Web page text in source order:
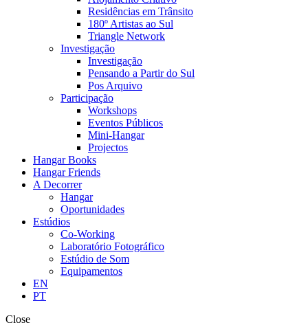
Residências em Trânsito
180º Artistas ao Sul
Triangle Network
Investigação
Investigação
Pensando a Partir do Sul
Pos Arquivo
Participação
Workshops
Eventos Públicos
Mini-Hangar
Projectos
Hangar Books
Hangar Friends
A Decorrer
Hangar
Oportunidades
Estúdios
Co-Working
Laboratório Fotográfico
Estúdio de Som
Equipamentos
EN
PT
Close